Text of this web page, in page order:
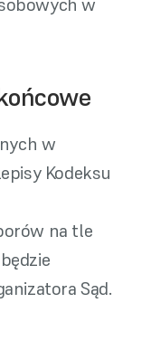
w
Kodeksu
na tle
Sąd.